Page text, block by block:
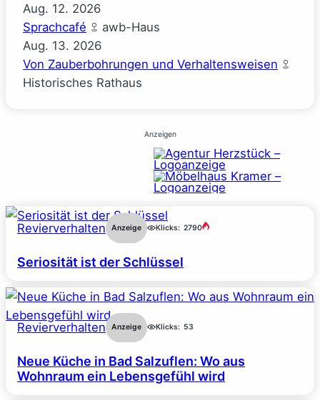
Aug. 12. 2026
Sprachcafé
awb-Haus
Aug. 13. 2026
Von Zauberbohrungen und Verhaltensweisen
Historisches Rathaus
Anzeigen
Revierverhalten Anzeige Klicks: 2790
Seriosität ist der Schlüssel
Revierverhalten Anzeige Klicks: 53
Neue Küche in Bad Salzuflen: Wo aus
Wohnraum ein Lebensgefühl wird